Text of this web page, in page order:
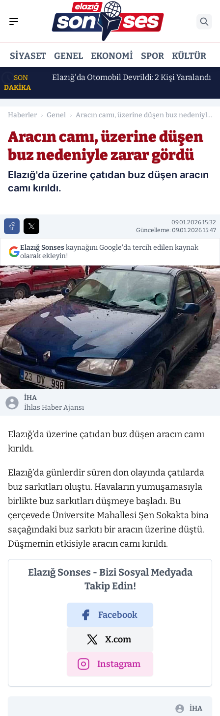
SIYASET GENEL EKONOMI SPOR KÜLTÜR
SON
DAKİKA
Elazığ'da Otomobil Devrildi: 2 Kişi Yaralandı
Haberler Genel
Aracın camı, üzerine düşen buz nedeniyle
Aracın camı, üzerine düşen
buz nedeniyle zarar gördü
Elazığ'da üzerine çatıdan buz düşen aracın
camı kırıldı.
09.01.2026 15:32
Güncelleme: 09.01.2026 15:47
Elazığ Sonseskaynağını Google'da tercih edilen kaynak
olarak ekleyin!
İHA
İhlas Haber Ajansı
Elazığ’da üzerine çatıdan buz düşen aracın camı
kırıldı.
Elazığ’da günlerdir süren don olayında çatılarda
buz sarkıtları oluştu. Havaların yumuşamasıyla
birlikte buz sarkıtları düşmeye başladı. Bu
çerçevede Üniversite Mahallesi Şen Sokakta bina
saçağındaki buz sarkıtı bir aracın üzerine düştü.
Düşmemin etkisiyle aracın camı kırıldı.
Elazığ Sonses - Bizi Sosyal Medyada
Takip Edin!
Facebook
X.com
Instagram
İHA